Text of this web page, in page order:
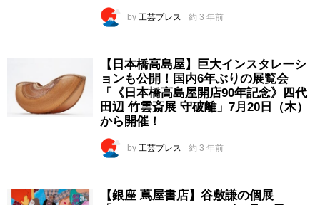
by 工芸プレス 約 3 年前
【日本橋高島屋】巨大インスタレーシ
ョンも公開！国内6年ぶりの展覧会
「《日本橋高島屋開店90年記念》四代
田辺 竹雲斎展 守破離」7月20日（木）
から開催！
by 工芸プレス 約 3 年前
【銀座 蔦屋書店】谷敷謙の個展